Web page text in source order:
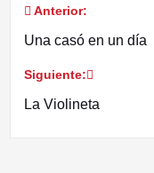
Navegación
entradas
Anterior:
Una casó en un día
Siguiente:
La Violineta